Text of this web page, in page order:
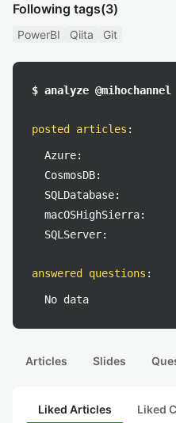
Following tags(3)
PowerBI Qiita Git
$ analyze @mihochannel
posted articles :
Azure:
CosmosDB:
SQLDatabase:
macOSHighSierra:
SQLServer:
answered questions :
No data
Articles Slides
Liked Articles Liked